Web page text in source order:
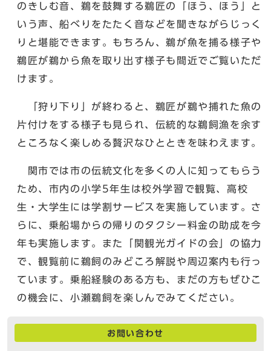
のきしむ音、鵜を鼓舞する鵜匠の「ほう、ほう」と
いう声、船べりをたたく音などを聞きながらじっく
りと堪能できます。もちろん、鵜が魚を捕る様子や
鵜匠が鵜から魚を取り出す様子も間近でご覧いただ
けます。
「狩り下り」が終わると、鵜匠が鵜や捕れた魚の
片付けをする様子も見られ、伝統的な鵜飼漁を余す
ところなく楽しめる贅沢なひとときを味わえます。
関市では市の伝統文化を多くの人に知ってもらう
ため、市内の小学5年生は校外学習で観覧、高校
生・大学生には学割サービスを実施しています。さ
らに、乗船場からの帰りのタクシー料金の助成を今
年も実施します。また「関観光ガイドの会」の協力
で、観覧前に鵜飼のみどころ解説や周辺案内も行っ
ています。乗船経験のある方も、まだの方もぜひこ
の機会に、小瀬鵜飼を楽しんでみてください。
お問い合わせ